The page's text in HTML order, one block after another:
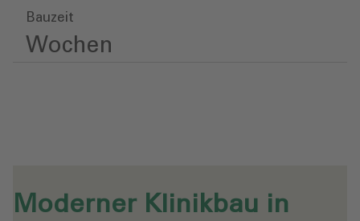
Bauzeit
Wochen
Moderner Klinikbau in